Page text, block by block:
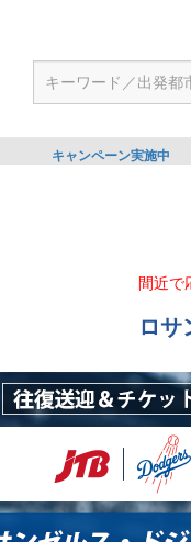
キャンペーン実施中
間近で
ロサ